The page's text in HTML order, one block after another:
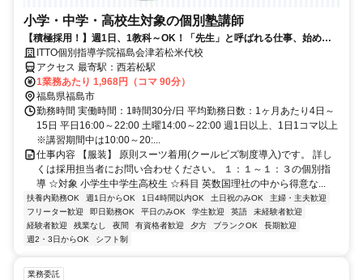
小学・中学・高校生対象の個別塾講師
【積極採用！】週1日、1教科～OK！「先生」と呼ばれる仕事、始めま
せんか？
ITTO個別指導学院福島会津若松米代校
アクセス 最寄駅：西若松駅
1業務あたり 1,968円（コマ 90分）
福島県福島市
勤務時間 実働時間：1時間30分/日 平均勤務日数：1ヶ月あたり4日～
15日 平日16:00～22:00 土曜14:00～22:00 週1日以上、1日1コマ以上
※講習期間中は10:00～20:...
仕事内容 【服装】 原則スーツ着用(クールビズ制度導入)です。 詳し
くは採用担当者にお問い合わせください。 １：１～１：３の個別指
導 ☆対象 小学生中学生高校生 ☆科目 英数国理社の中から得意な...
扶養内勤務OK 週1日からOK 1日4時間以内OK 土日祝のみOK
主婦・主夫歓迎
フリーター歓迎
即日勤務OK 平日のみOK 学生歓迎 英語
未経験者歓迎
経験者歓迎
残業なし 夜間 有資格者歓迎 夕方 ブランクOK
長期歓迎
週2・3日からOK
シフト制
業務委託